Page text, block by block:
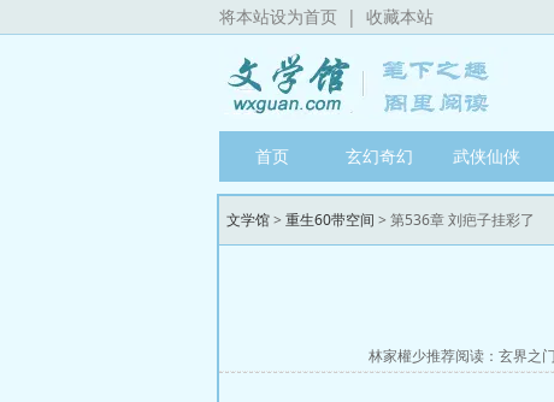
将本站设为首页 | 收藏本站
首页 玄幻奇幻 武侠仙侠
文学馆> 重生60带空间 > 第536章 刘疤子挂彩了
林家權少推荐阅读： 玄界之门